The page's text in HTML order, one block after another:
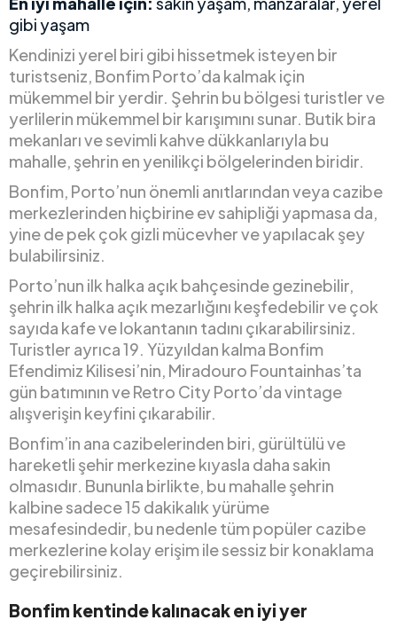
gibi yaşam
Kendinizi yerel biri gibi hissetmek isteyen bir
turistseniz, Bonfim Porto’da kalmak için
mükemmel bir yerdir. Şehrin bu bölgesi turistler ve
yerlilerin mükemmel bir karışımını sunar. Butik bira
mekanları ve sevimli kahve dükkanlarıyla bu
mahalle, şehrin en yenilikçi bölgelerinden biridir.
Bonfim, Porto’nun önemli anıtlarından veya cazibe
merkezlerinden hiçbirine ev sahipliği yapmasa da,
yine de pek çok gizli mücevher ve yapılacak şey
bulabilirsiniz.
Porto’nun ilk halka açık bahçesinde gezinebilir,
şehrin ilk halka açık mezarlığını keşfedebilir ve çok
sayıda kafe ve lokantanın tadını çıkarabilirsiniz.
Turistler ayrıca 19. Yüzyıldan kalma Bonfim
Efendimiz Kilisesi’nin, Miradouro Fountainhas’ta
gün batımının ve Retro City Porto’da vintage
alışverişin keyfini çıkarabilir.
Bonfim’in ana cazibelerinden biri, gürültülü ve
hareketli şehir merkezine kıyasla daha sakin
olmasıdır. Bununla birlikte, bu mahalle şehrin
kalbine sadece 15 dakikalık yürüme
mesafesindedir, bu nedenle tüm popüler cazibe
merkezlerine kolay erişim ile sessiz bir konaklama
geçirebilirsiniz.
Bonfim kentinde kalınacak en iyi yer